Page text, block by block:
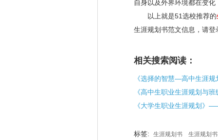
自身以及外界环境都在变
以上就是51选校推荐的
生涯规划书范文信息，请
相关搜索阅读：
标签: 生涯规划书 生涯规划